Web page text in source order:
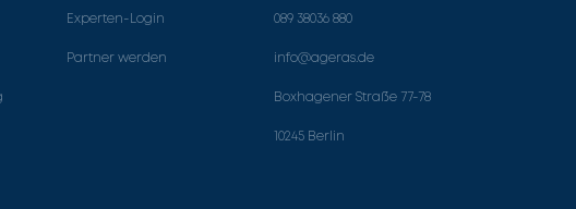
Experten-Login
Partner werden
089 38036 880
info@ageras.de
Boxhagener Straße 77-78
10245 Berlin